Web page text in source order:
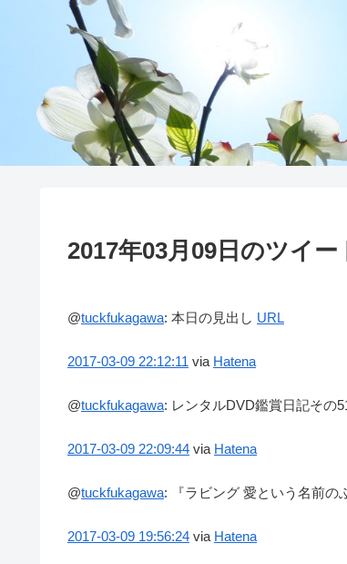
2017年03月09日のツイー
@tuckfukagawa: 本日の見出し URL
2017-03-09 22:12:11 via Hatena
@tuckfukagawa: レンタルDVD鑑賞日記その
2017-03-09 22:09:44 via Hatena
@tuckfukagawa: 『ラビング 愛という名前の
2017-03-09 19:56:24 via Hatena